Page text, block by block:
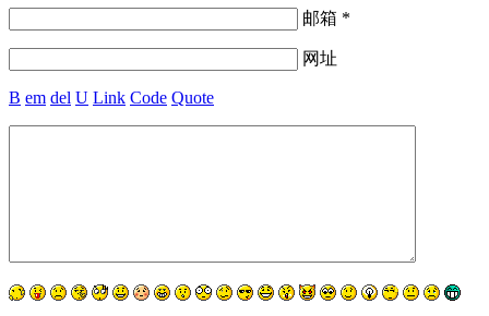
邮箱 *
网址
B em del U Link Code Quote